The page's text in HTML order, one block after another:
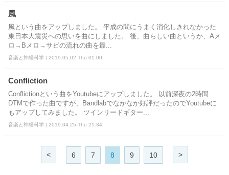
風
風という曲をアップしました。 平成の間にうまく消化しきれなかった
東日本大震災への思いを曲にしました。 後、曲らしい曲というか、Aメ
ロ→Bメロ→サビの流れの曲を最...
音楽と神経科学 | 2019.05.02 Thu 01:00
Confliction
Conflictionという曲をYoutubeにアップしました。 以前深夜の2時間
DTMで作った曲ですが、Bandlabでなかなか好評だったのでYoutubeに
もアップしてみました。 ツインリードギター...
音楽と神経科学 | 2019.04.25 Thu 21:34
< 6 7 8 9 10 >